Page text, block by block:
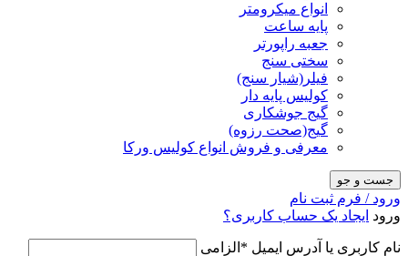
انواع میکرومتر
پایه ساعت
جعبه راپورتر
سختی سنج
فیلر(شیار سنج)
کولیس پایه دار
گیج جوشکاری
گیج(صحت رزوه)
معرفی و فروش انواع کولیس ورکا
جست و جو
ورود / فرم ثبت نام
ورود ایجاد یک حساب کاربری؟
نام کاربری یا آدرس ایمیل * الزامی